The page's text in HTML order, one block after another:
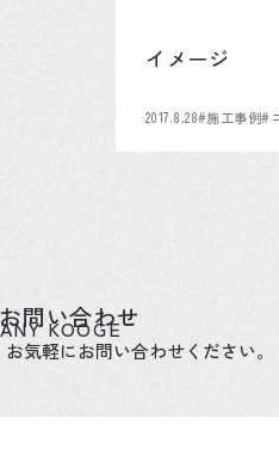
イメージ
2017.8.28#施工事例#
お問い合わせ
お気軽にお問い合わせください。